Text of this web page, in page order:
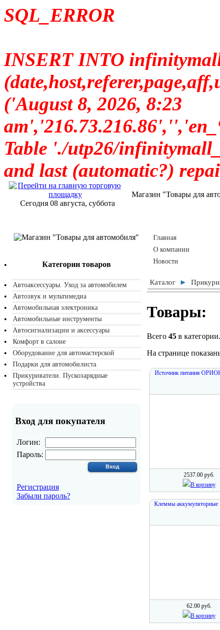
SQL_ERROR
INSERT INTO
('August 8, 2026, 8:23
Table './utp26/
and last (automatic?)
Сегодня 08 августа, суббота
Магазин "Товары для
Категории товаров
Автоаксессуары. Уход за автомобилем
Автозвук и мультимедиа
Автомобильная электроника
Автомобильные инструменты
Автосигнализации и аксессуары
Комфорт в салоне
Оборудование для автомастерской
Подарки для автомобилиста
Прикуриватели. Пускозарядные
устройства
Вход для покупателя
Логин:
Пароль:
Регистрация
Забыли пароль?
Главная
О компании
Новости
Каталог ►
Товары:
Всего 45 в категории.
На странице
Источник питания
2537.00 руб.
В корзину
Клеммы аккумуляторные
62.00 руб.
В корзину